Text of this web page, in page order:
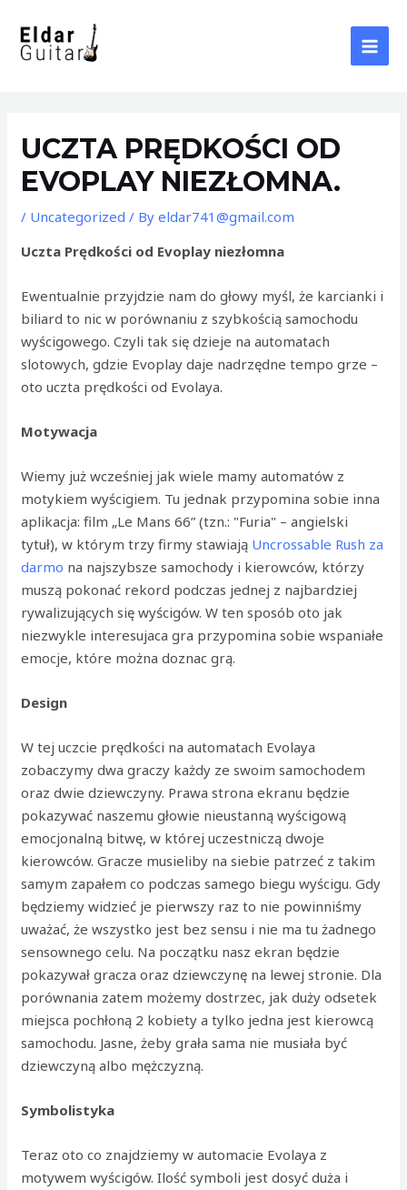
content
UCZTA PRĘDKOŚCI OD
EVOPLAY NIEZŁOMNA.
/ Uncategorized / Byeldar741@gmail.com
Uczta Prędkości od Evoplay niezłomna
Ewentualnie przyjdzie nam do głowy myśl, że karcianki i
biliard to nic w porównaniu z szybkością samochodu
wyścigowego. Czyli tak się dzieje na automatach
slotowych, gdzie Evoplay daje nadrzędne tempo grze –
oto uczta prędkości od Evolaya.
Motywacja
Wiemy już wcześniej jak wiele mamy automatów z
motykiem wyścigiem. Tu jednak przypomina sobie inna
aplikacja: film „Le Mans 66” (tzn.: "Furia" – angielski
tytuł), w którym trzy firmy stawiają Uncrossable Rush za
darmo na najszybsze samochody i kierowców, którzy
muszą pokonać rekord podczas jednej z najbardziej
rywalizujących się wyścigów. W ten sposób oto jak
niezwykle interesujaca gra przypomina sobie wspaniałe
emocje, które można doznac grą.
Design
W tej uczcie prędkości na automatach Evolaya
zobaczymy dwa graczy każdy ze swoim samochodem
oraz dwie dziewczyny. Prawa strona ekranu będzie
pokazywać naszemu głowie nieustanną wyścigową
emocjonalną bitwę, w której uczestniczą dwoje
kierowców. Gracze musieliby na siebie patrzeć z takim
samym zapałem co podczas samego biegu wyścigu. Gdy
będziemy widzieć je pierwszy raz to nie powinniśmy
uważać, że wszystko jest bez sensu i nie ma tu żadnego
sensownego celu. Na początku nasz ekran będzie
pokazywał gracza oraz dziewczynę na lewej stronie. Dla
porównania zatem możemy dostrzec, jak duży odsetek
miejsca pochłoną 2 kobiety a tylko jedna jest kierowcą
samochodu. Jasne, żeby grała sama nie musiała być
dziewczyną albo mężczyzną.
Symbolistyka
Teraz oto co znajdziemy w automacie Evolaya z
motywem wyścigów. Ilość symboli jest dosyć duża i